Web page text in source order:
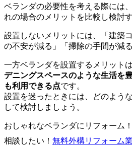
ベランダの必要性を考える際には
れの場合のメリットを比較し検討
設置しないメリットには、「建築
の不安が減る」「掃除の手間が減
一方ベランダを設置するメリットは
デニングスペースのような生活を
も利用できる点です。
設置を迷ったときには、どのよう
して検討しましょう。
おしゃれなベランダにリフォーム
相談したい！ 無料外構リフォーム